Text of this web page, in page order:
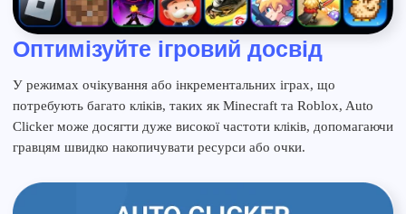
Оптимізуйте ігровий досвід
У режимах очікування або інкрементальних іграх, що
потребують багато кліків, таких як Minecraft та Roblox, Auto
Clicker може досягти дуже високої частоти кліків, допомагаючи
гравцям швидко накопичувати ресурси або очки.